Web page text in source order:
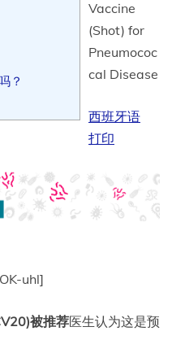
？
Vaccine
(Shot) for
Pneumococ
cal Disease
西班牙语
打印
uhl]
被推荐医生认为这是预